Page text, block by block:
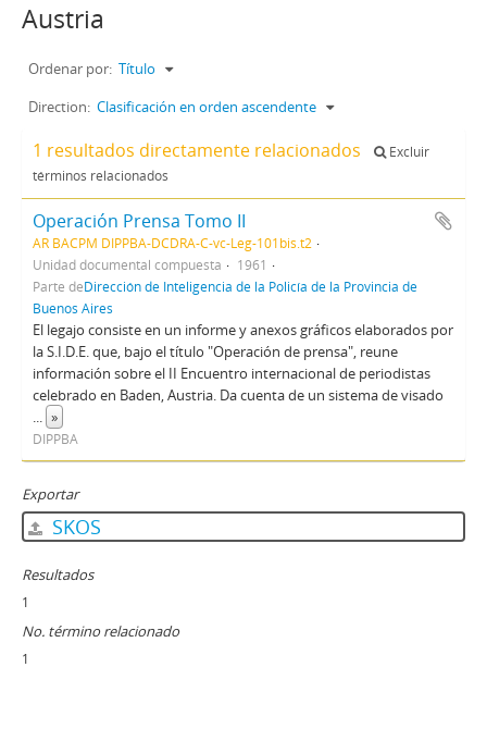
Austria
Ordenar por: Título
Direction: Clasificación en orden ascendente
1 resultados directamente relacionados
Excluir
términos relacionados
Operación Prensa Tomo II
AR BACPM DIPPBA-DCDRA-C-vc-Leg-101bis.t2
Unidad documental compuesta
1961
Parte deDirección de Inteligencia de la Policía de la Provincia de
Buenos Aires
El legajo consiste en un informe y anexos gráficos elaborados por
la S.I.D.E. que, bajo el título "Operación de prensa", reune
información sobre el II Encuentro internacional de periodistas
celebrado en Baden, Austria. Da cuenta de un sistema de visado
... »
DIPPBA
Exportar
SKOS
Resultados
1
No. término relacionado
1